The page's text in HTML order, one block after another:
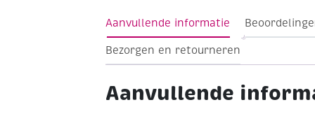
Aanvullende informatie
Bezorgen en retourneren
Aanvullende